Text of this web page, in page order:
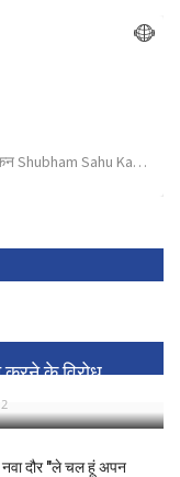
करने के विरोध...
नवा दौर "ले चल हूं अपन